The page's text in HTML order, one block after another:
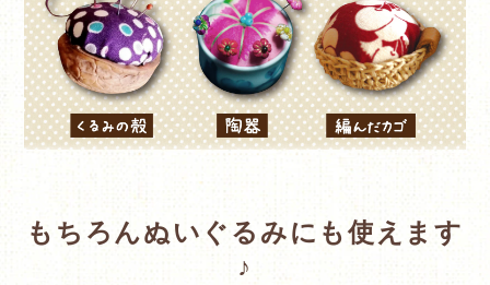
もちろんぬいぐるみにも使えます
♪